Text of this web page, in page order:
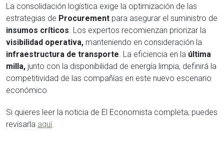
La consolidación logística exige la optimización de las
estrategias de Procurement para asegurar el suministro de
insumos críticos. Los expertos recomienzan priorizar la
visibilidad operativa, manteniendo en consideración la
infraestructura de transporte. La eficiencia en la última
milla, junto con la disponibilidad de energía limpia, definirá la
competitividad de las compañías en este nuevo escenario
económico
Si quieres leer la noticia de El Economista completa, puedes
revisarla aquí.